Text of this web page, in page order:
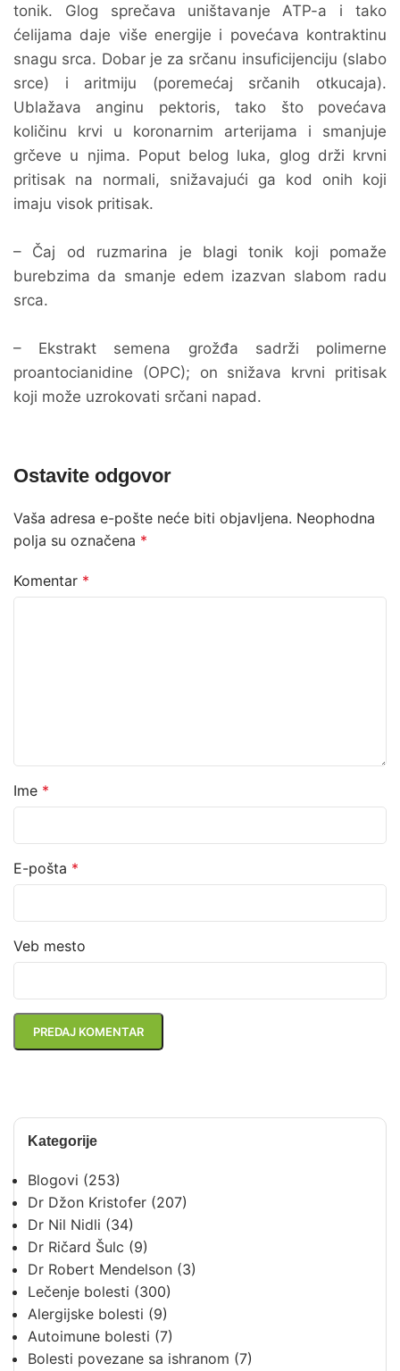
Kategorije
Blogovi (253)
Dr Džon Kristofer (207)
Dr Nil Nidli (34)
Dr Ričard Šulc (9)
Dr Robert Mendelson (3)
Lečenje bolesti (300)
Alergijske bolesti (9)
Autoimune bolesti (7)
Bolesti povezane sa ishranom (7)
tonik. Glog sprečava uništavanje ATP-a i tako
ćelijama daje više energije i povećava kontraktinu
snagu srca. Dobar je za srčanu insuficijenciju (slabo
srce) i aritmiju (poremećaj srčanih otkucaja).
Ublažava anginu pektoris, tako što povećava
količinu krvi u koronarnim arterijama i smanjuje
grčeve u njima. Poput belog luka, glog drži krvni
pritisak na normali, snižavajući ga kod onih koji
imaju visok pritisak.
– Čaj od ruzmarina je blagi tonik koji pomaže
burebzima da smanje edem izazvan slabom radu
srca.
– Ekstrakt semena grožđa sadrži polimerne
proantocianidine (OPC); on snižava krvni pritisak
koji može uzrokovati srčani napad.
Ostavite odgovor
Vaša adresa e-pošte neće biti objavljena. Neophodna
polja su označena *
Komentar *
Ime *
E-pošta *
Veb mesto